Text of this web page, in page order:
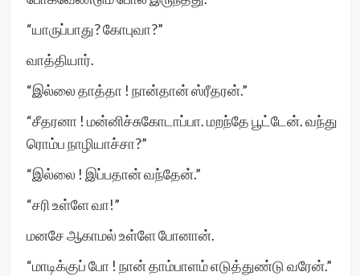
“யாருப்பாது? கோபுவா?”
வாத்தியார்.
“இல்லை தாத்தா ! நான்தான் ஸ்ரீதரன்.”
“சீதரனா ! மன்னிச்சுகோடாப்பா. மறந்தே பூட்டேன். வந்து
ரொம்ப நாழியாச்சா?”
“இல்லை ! இப்பதான் வந்தேன்.”
“சரி உள்ளே வா!”
மனசே ஆகாமல் உள்ளே போனான்.
“மாடிக்குப் போ ! நான் தாம்பாளம் எடுத்துண்டு வரேன்.”